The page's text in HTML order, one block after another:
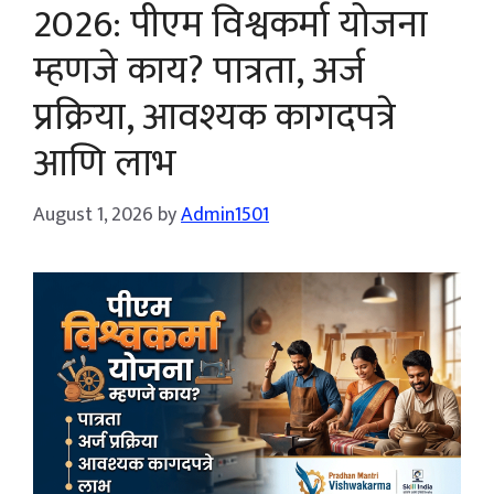
2026: पीएम विश्वकर्मा योजना
म्हणजे काय? पात्रता, अर्ज
प्रक्रिया, आवश्यक कागदपत्रे
आणि लाभ
August 1, 2026 byAdmin1501